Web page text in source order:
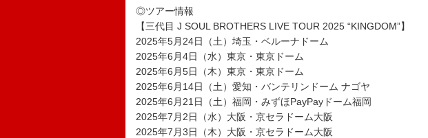
◎ツアー情報
【三代目 J SOUL BROTHERS LIVE TOUR 2025 “KINGDOM”】
2025年5月24日（土）埼玉・ベルーナドーム
2025年6月4日（水）東京・東京ドーム
2025年6月5日（木）東京・東京ドーム
2025年6月14日（土）愛知・バンテリンドーム ナゴヤ
2025年6月21日（土）福岡・みずほPayPayドーム福岡
2025年7月2日（水）大阪・京セラドーム大阪
2025年7月3日（木）大阪・京セラドーム大阪